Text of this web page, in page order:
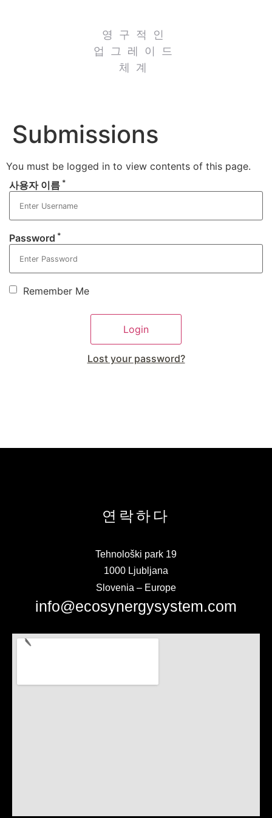
영구적인
업그레이드
체계
Submissions
You must be logged in to view contents of this page.
사용자 이름 *
Password *
Remember Me
Lost your password?
연락하다
Tehnološki park 19
1000 Ljubljana
Slovenia – Europe
info@ecosynergysystem.com